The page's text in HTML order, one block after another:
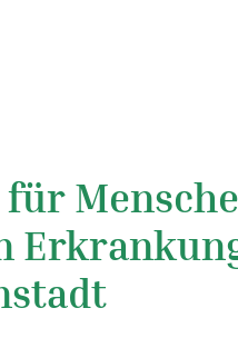
für